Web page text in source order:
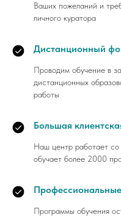
Ваших пожеланий и
личного куратора
Дистанционный
Проводим обучение в
дистанционных
работы
Большая
Наш центр работает
обучает более 2000
Программы обучения